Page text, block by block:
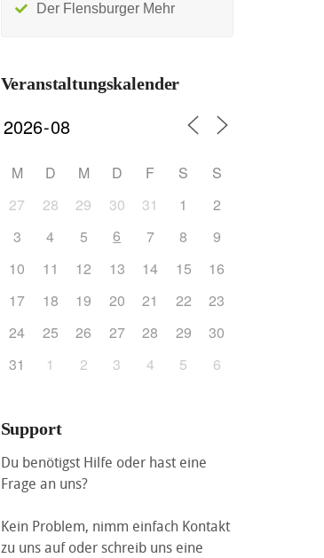
Der Flensburger Mehr
Veranstaltungskalender
M D M D F S
S
27
28 29 30 31 1
2
3
4 5 6 7 8
9
10
11 12 13 14 15
16
17
18 19 20 21 22
23
24
25 26 27 28 29
30
31
1 2 3 4 5 6
Support
Du benötigst Hilfe oder hast eine
Frage an uns?
Kein Problem, nimm einfach Kontakt
zu uns auf oder schreib uns eine